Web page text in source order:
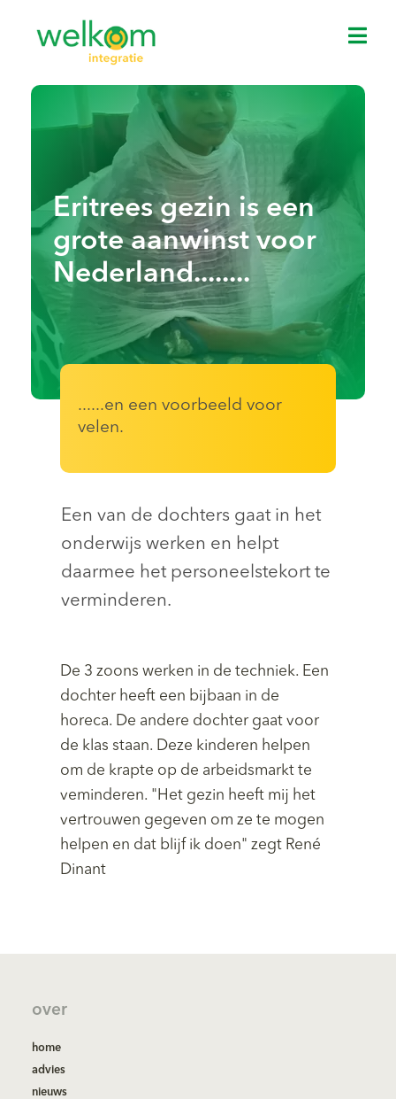
Eritrees gezin is een
grote aanwinst voor
Nederland........
......en een voorbeeld voor
velen.
Een van de dochters gaat in het
onderwijs werken en helpt
daarmee het personeelstekort te
verminderen.
De 3 zoons werken in de techniek. Een
dochter heeft een bijbaan in de
horeca. De andere dochter gaat voor
de klas staan. Deze kinderen helpen
om de krapte op de arbeidsmarkt te
veminderen. "Het gezin heeft mij het
vertrouwen gegeven om ze te mogen
helpen en dat blijf ik doen" zegt René
Dinant
over
home
advies
nieuws